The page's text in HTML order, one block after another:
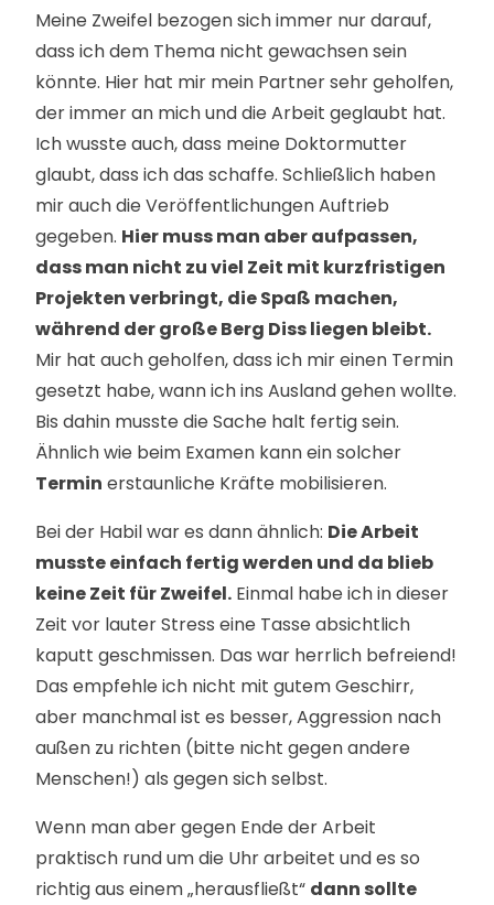
Meine Zweifel bezogen sich immer nur darauf,
dass ich dem Thema nicht gewachsen sein
könnte. Hier hat mir mein Partner sehr geholfen,
der immer an mich und die Arbeit geglaubt hat.
Ich wusste auch, dass meine Doktormutter
glaubt, dass ich das schaffe. Schließlich haben
mir auch die Veröffentlichungen Auftrieb
gegeben. Hier muss man aber aufpassen,
dass man nicht zu viel Zeit mit kurzfristigen
Projekten verbringt, die Spaß machen,
während der große Berg Diss liegen bleibt.
Mir hat auch geholfen, dass ich mir einen Termin
gesetzt habe, wann ich ins Ausland gehen wollte.
Bis dahin musste die Sache halt fertig sein.
Ähnlich wie beim Examen kann ein solcher
Termin erstaunliche Kräfte mobilisieren.
Bei der Habil war es dann ähnlich: Die Arbeit
musste einfach fertig werden und da blieb
keine Zeit für Zweifel. Einmal habe ich in dieser
Zeit vor lauter Stress eine Tasse absichtlich
kaputt geschmissen. Das war herrlich befreiend!
Das empfehle ich nicht mit gutem Geschirr,
aber manchmal ist es besser, Aggression nach
außen zu richten (bitte nicht gegen andere
Menschen!) als gegen sich selbst.
Wenn man aber gegen Ende der Arbeit
praktisch rund um die Uhr arbeitet und es so
richtig aus einem „herausfließt“ dann sollte